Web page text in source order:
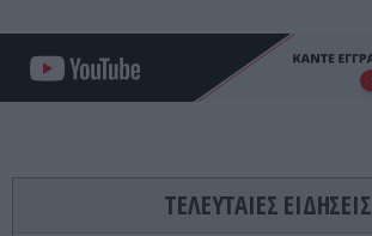
ΤΕΛΕΥΤΑΙΕΣ ΕΙΔΗΣΕΙΣ